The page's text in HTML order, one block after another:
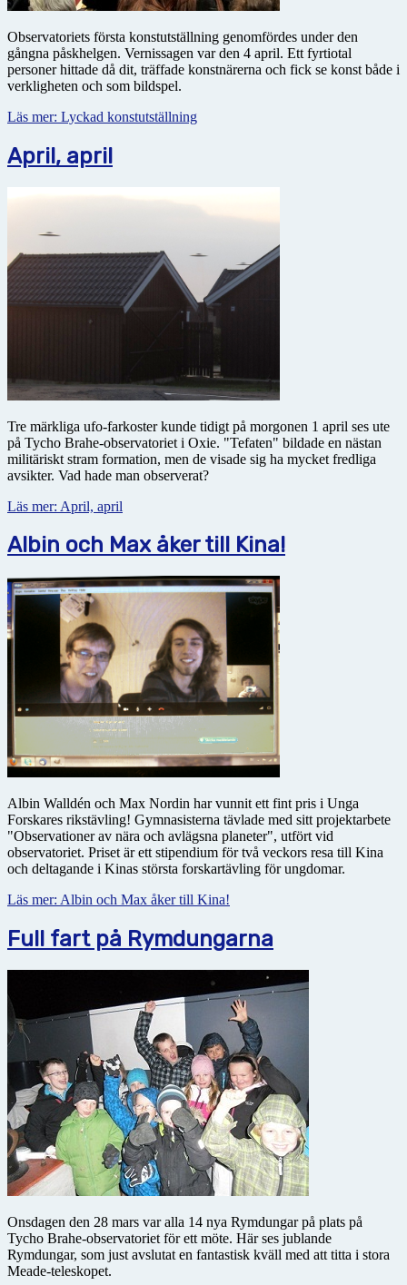
Observatoriets första konstutställning genomfördes under den
gångna påskhelgen. Vernissagen var den 4 april. Ett fyrtiotal
personer hittade då dit, träffade konstnärerna och fick se konst både i
verkligheten och som bildspel.
Läs mer: Lyckad konstutställning
April, april
Tre märkliga ufo-farkoster kunde tidigt på morgonen 1 april ses ute
på Tycho Brahe-observatoriet i Oxie. "Tefaten" bildade en nästan
militäriskt stram formation, men de visade sig ha mycket fredliga
avsikter. Vad hade man observerat?
Läs mer: April, april
Albin och Max åker till Kina!
Albin Walldén och Max Nordin har vunnit ett fint pris i Unga
Forskares rikstävling! Gymnasisterna tävlade med sitt projektarbete
"Observationer av nära och avlägsna planeter", utfört vid
observatoriet. Priset är ett stipendium för två veckors resa till Kina
och deltagande i Kinas största forskartävling för ungdomar.
Läs mer: Albin och Max åker till Kina!
Full fart på Rymdungarna
Onsdagen den 28 mars var alla 14 nya Rymdungar på plats på
Tycho Brahe-observatoriet för ett möte. Här ses jublande
Rymdungar, som just avslutat en fantastisk kväll med att titta i stora
Meade-teleskopet.